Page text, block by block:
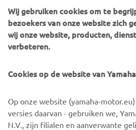
Electronic Racing Suspension (ERS)
en coureurs bovendien de motor en
instellen, zonder dat ze daarvoor
specialistische uitrusting nodig
groter aantal rijders de kans hun
sporten die ooit is bedacht!
Naast alle wijzigingen aan de YZF-
hoofdstuk zijn beschreven,
van een reeks exclusieve upgrades.
Wij gebruiken cookies om te
bezoekers van onze website zich
wij onze website, producten,
verbeteren.
Cookies op de website van
Op onze website (yamaha-
versies daarvan - gebruiken we,
N.V., zijn filialen en aanverwante